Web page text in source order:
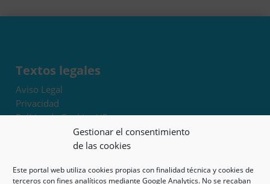
Gestionar el consentimiento
de las cookies
Este portal web utiliza cookies propias con finalidad técnica y cookies de
terceros con fines analíticos mediante Google Analytics. No se recaban
Textos legales
Aviso Legal
Privacidad
Política de Cookies UE
Términos y condiciones
Exoneración de responsabilidad
Mapa del sitio